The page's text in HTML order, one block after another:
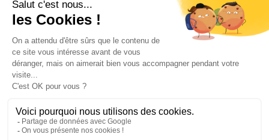
Nous contacter |
Paiement sécurisé
2008 - 2026 © CreaMagic. ALL Rights Reserved.